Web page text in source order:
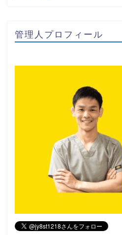
管理人プロフィール